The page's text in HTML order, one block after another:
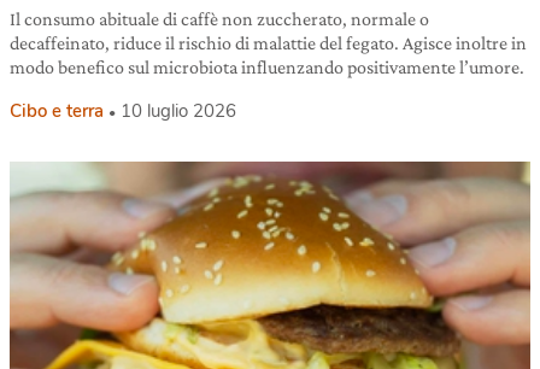
Il consumo abituale di caffè non zuccherato, normale o
decaffeinato, riduce il rischio di malattie del fegato. Agisce inoltre in
modo benefico sul microbiota influenzando positivamente l’umore.
Cibo e terra 10 luglio 2026